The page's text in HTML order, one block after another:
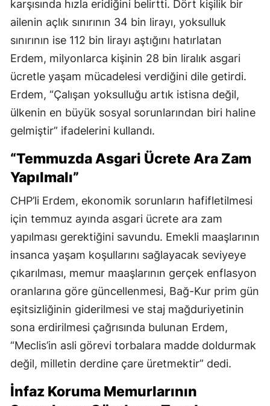
karşısında hızla eridiğini belirtti. Dört kişilik bir
ailenin açlık sınırının 34 bin lirayı, yoksulluk
sınırının ise 112 bin lirayı aştığını hatırlatan
Erdem, milyonlarca kişinin 28 bin liralık asgari
ücretle yaşam mücadelesi verdiğini dile getirdi.
Erdem, “Çalışan yoksulluğu artık istisna değil,
ülkenin en büyük sosyal sorunlarından biri haline
gelmiştir” ifadelerini kullandı.
“Temmuzda Asgari Ücrete Ara Zam
Yapılmalı”
CHP’li Erdem, ekonomik sorunların hafifletilmesi
için temmuz ayında asgari ücrete ara zam
yapılması gerektiğini savundu. Emekli maaşlarının
insanca yaşam koşullarını sağlayacak seviyeye
çıkarılması, memur maaşlarının gerçek enflasyon
oranlarına göre güncellenmesi, Bağ-Kur prim gün
eşitsizliğinin giderilmesi ve staj mağduriyetinin
sona erdirilmesi çağrısında bulunan Erdem,
“Meclis’in asli görevi torbalara madde doldurmak
değil, milletin derdine çare üretmektir” dedi.
İnfaz Koruma Memurlarının